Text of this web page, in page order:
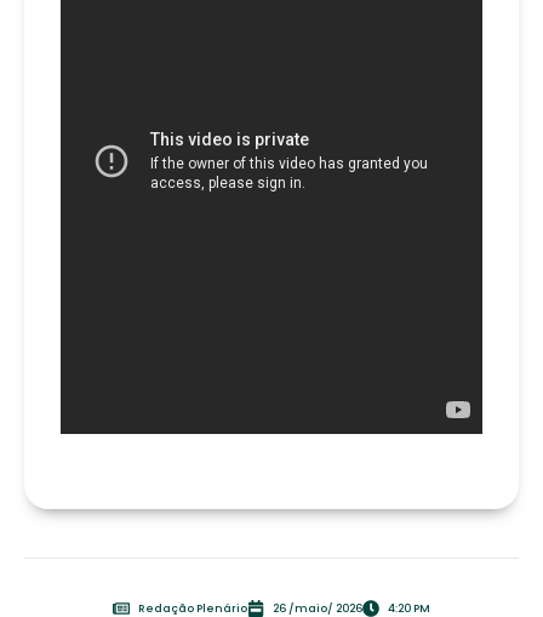
Redação Plenário 26 /maio/ 2026 4:20 PM